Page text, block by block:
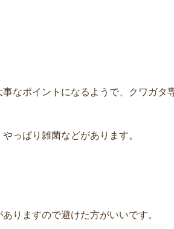
なポイントになるようで、クワガタ
っぱり雑菌などがあります。
りますので避けた方がいいです。